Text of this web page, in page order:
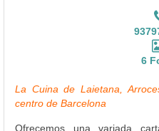
6
La Cuina de Laietana,
centro de Barcelona
Ofrecemos una variada